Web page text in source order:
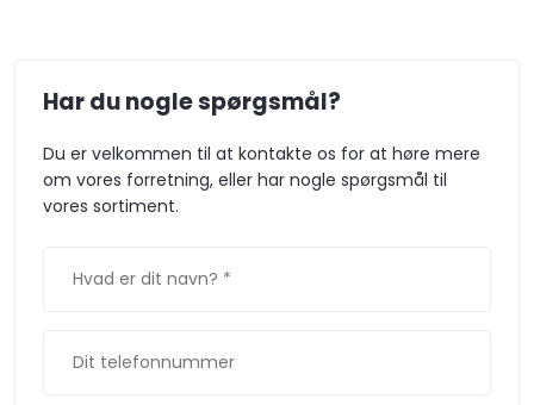
Har du nogle spørgsmål?​​
Du er velkommen til at kontakte os for at høre mere
om vores forretning, eller har nogle spørgsmål til
vores sortiment.